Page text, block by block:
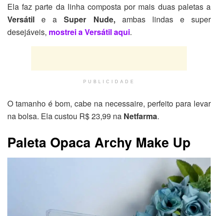
Ela faz parte da linha composta por mais duas paletas a
Versátil e aSuper Nude, ambas lindas e super
desejáveis, mostrei a Versátil aqui.
PUBLICIDADE
O tamanho é bom, cabe na necessaire, perfeito para levar
na bolsa. Ela custou R$ 23,99 na Netfarma.
Paleta Opaca Archy Make Up